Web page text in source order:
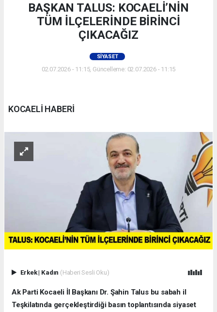
BAŞKAN TALUS: KOCAELİ’NİN
TÜM İLÇELERİNDE BİRİNCİ
ÇIKACAĞIZ
SIYASET
02.07.2026 - 11:15, Güncelleme: 02.07.2026 - 11:15
KOCAELİ HABERİ
Erkek| Kadın (Haberi Sesli Oku)
Ak Parti Kocaeli İl Başkanı Dr. Şahin Talus bu sabah il
Teşkilatında gerçekleştirdiği basın toplantısında siyaset